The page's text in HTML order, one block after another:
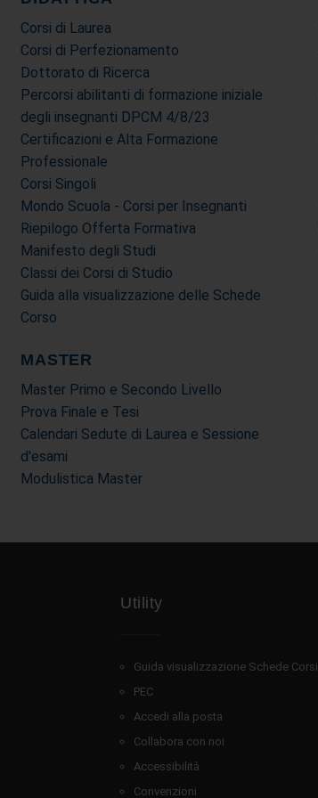
Corsi di Laurea
Corsi di Perfezionamento
Dottorato di Ricerca
Percorsi abilitanti di formazione iniziale
degli insegnanti DPCM 4/8/23
Certificazioni e Alta Formazione
Professionale
Corsi Singoli
Mondo Scuola - Corsi per Insegnanti
Riepilogo Offerta Formativa
Manifesto degli Studi
Classi dei Corsi di Studio
Guida alla visualizzazione delle Schede
Corso
MASTER
Master Primo e Secondo Livello
Prova Finale e Tesi
Calendari Sedute di Laurea e Sessione
d'esami
Modulistica Master
Utility
Guida visualizzazione Schede Corsi
PEC
Accedi alla posta
Collabora con noi
Accessibilità
Convenzioni